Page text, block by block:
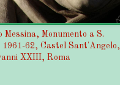
Messina, Monumento a S.
62, Castel Sant'Angelo,
XXIII, Roma